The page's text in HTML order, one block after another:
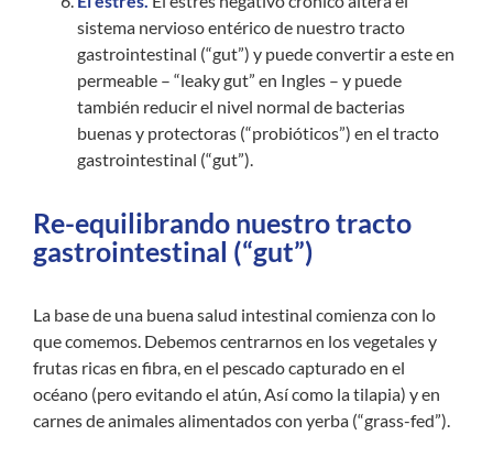
sistema nervioso entérico de nuestro tracto
gastrointestinal (“gut”) y puede convertir a este en
permeable – “leaky gut” en Ingles – y puede
también reducir el nivel normal de bacterias
buenas y protectoras (“probióticos”) en el tracto
gastrointestinal (“gut”).
Re-equilibrando nuestro tracto
gastrointestinal (“gut”)
La base de una buena salud intestinal comienza con lo
que comemos. Debemos centrarnos en los vegetales y
frutas ricas en fibra, en el pescado capturado en el
océano (pero evitando el atún, Así como la tilapia) y en
carnes de animales alimentados con yerba (“grass-fed”).